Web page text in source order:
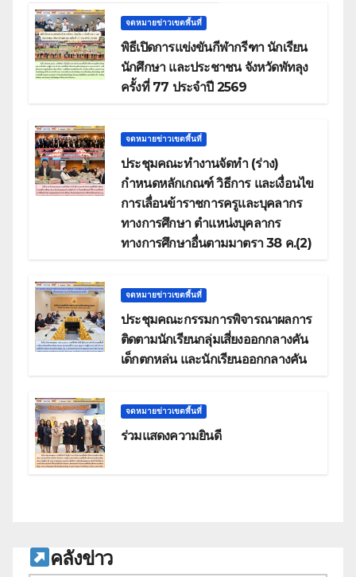
จดหมายข่าวเขตพื้นที่
พิธีเปิดการแข่งขันกีฬากรีฑา นักเรียน
นักศึกษา และประชาชน จังหวัดพัทลุง
ครั้งที่ 77 ประจำปี 2569
จดหมายข่าวเขตพื้นที่
ประชุมคณะทำงานจัดทำ (ร่าง)
กำหนดหลักเกณฑ์ วิธีการ และเงื่อนไข
การเลื่อนข้าราชการครูและบุคลากร
ทางการศึกษา ตำแหน่งบุคลากร
ทางการศึกษาอื่นตามมาตรา 38 ค.(2)
จดหมายข่าวเขตพื้นที่
ประชุมคณะกรรมการพิจารณาผลการ
ติดตามนักเรียนกลุ่มเสี่ยงออกกลางคัน
เด็กตกหล่น และนักเรียนออกกลางคัน
จดหมายข่าวเขตพื้นที่
ร่วมแสดงความยินดี
คลังข่าว